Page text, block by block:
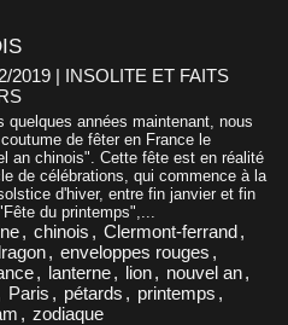
2019 | INSOLITE ET FAITS
quelques années maintenant, nous
de fêter en France le
an chinois". Cette fête est en réalité
de célébrations, qui commence à la
d'hiver, entre fin janvier et fin
du printemps",...
, chinois , Clermont-ferrand,
, enveloppes rouges ,
, lanterne, lion, nouvel an,
Paris , pétards , printemps ,
, zodiaque